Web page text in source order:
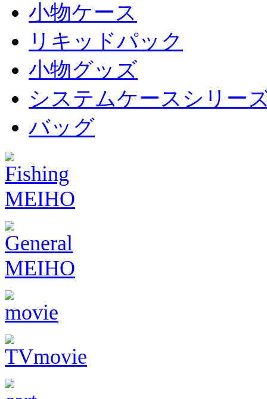
小物ケース
リキッドパック
小物グッズ
システムケースシリー
バッグ